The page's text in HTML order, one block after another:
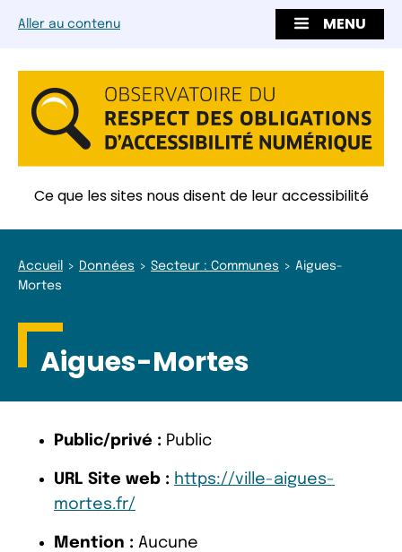
Aller au contenu MENU
Ce que les sites nous disent de leur accessibilité
Accueil Données Secteur : Communes
Aigues-
Mortes
Aigues-Mortes
Public/privé : Public
URL Site web : https://ville-aigues-
mortes.fr/
Mention : Aucune